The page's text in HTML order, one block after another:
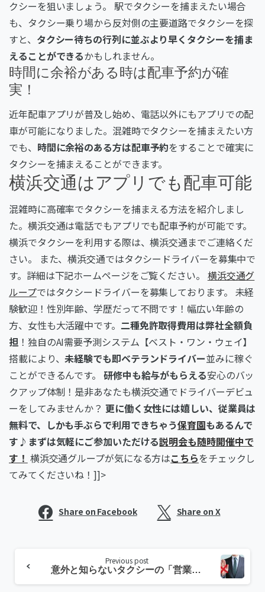
クシーを狙いましょう。 駅でタクシーを捕まえたい場合
も、タクシー乗り場から反対側の主要道路でタクシーを探
すと、 タクシー待ちの行列に並ぶより早くタクシーを捕ま
えることができるかもしれません。
時間に余裕がある時は配車予約が確
実！
近年配車アプリが普及し始め、電話以外にもアプリでの配
車が可能になりました。混雑時でタクシーを捕まえたい方
でも、 時間に余裕のある方は配車予約をすることで確実に
タクシーを捕まえることができます。
横浜交通はアプリでも配車可能
混雑時に高確率でタクシーを捕まえる方法を紹介しまし
た。横浜交通は電話でもアプリでも配車予約が可能です。
横浜でタクシーを利用する際は、横浜交通までご連絡くだ
さい。 また、横浜交通ではタクシードライバーを募集中で
す。詳細は下記ホームページをご覧ください。 横浜交通グ
ループではタクシードライバーを募集しております。 未経
験歓迎！性別年齢、学歴だって不問です！幅広い年齢の
方、女性も大活躍中です。 二種免許取得費用は弊社全額負
担 ！独自のAI需要予測システム【ベスト・ワン・ウェイ】
搭載により、未経験でも即ベテランドライバー並みに稼ぐ
ことができるんです。 研修中も給与がもらえる安心のバッ
クアップ体制！是非あなたも横浜交通でドライバーデビュ
ーをしてみませんか？ 更に働く女性には嬉しい、従業員は
無料で、しかも手ぶらで利用できちゃう保育園もあるんで
す♪まずは気軽にご参加いただける説明会も随時開催中で
す！ 横浜交通グループが気になる方はこちらをチェックし
てみてくださいね！]]>
Share on Facebook Share on X
Reading
Previous post
意外と知らないタクシーの「営業エリア」について解説！